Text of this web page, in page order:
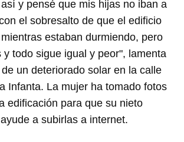
y pensé que mis hijas no iban a
el sobresalto de que el edificio
estaban durmiendo, pero
y todo sigue igual y peor", lamenta
un deteriorado solar en la calle
Infanta. La mujer ha tomado fotos
edificación para que su nieto
a subirlas a internet.